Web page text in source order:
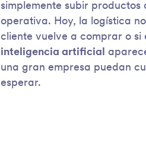
simplemente subir
operativa. Hoy, la logística
cliente vuelve a comprar o si
inteligencia artificial
una gran empresa puedan
esperar.